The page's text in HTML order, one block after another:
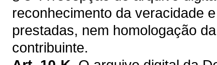
reconhecimento da veracidade
prestadas, nem homologação
contribuinte.